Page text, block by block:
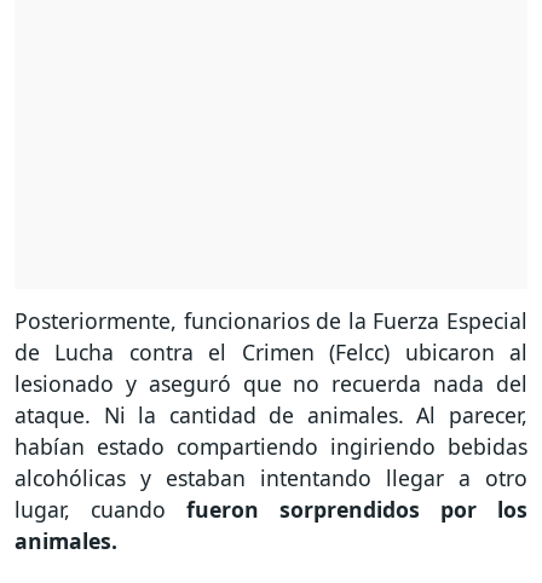
Posteriormente, funcionarios de la Fuerza Especial
de Lucha contra el Crimen (Felcc) ubicaron al
lesionado y aseguró que no recuerda nada del
ataque. Ni la cantidad de animales. Al parecer,
habían estado compartiendo ingiriendo bebidas
alcohólicas y estaban intentando llegar a otro
lugar, cuando fueron sorprendidos por los
animales.